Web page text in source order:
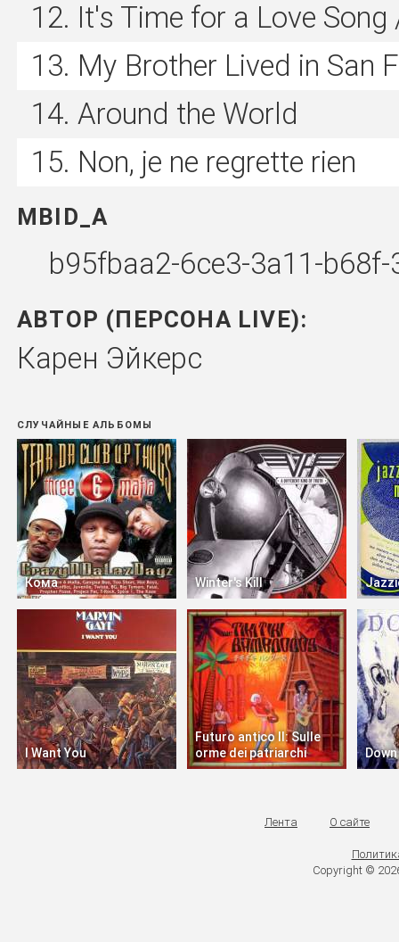
It's Time for a Love
My Brother Lived in San
Around the World
Non, je ne regrette rien
MBID_A
b95fbaa2-6ce3-3a11-
АВТОР (ПЕРСОНА LIVE):
Карен Эйкерс
СЛУЧАЙНЫЕ АЛЬБОМЫ
Кома Winter's Kill
I Want You
Futuro antico II: Sulle
orme dei patriarchi
Лента О сайте
Copyright ©